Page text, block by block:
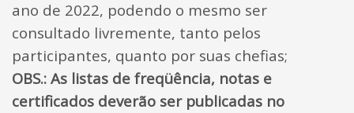
ano de 2022, podendo o mesmo ser
consultado livremente, tanto pelos
participantes, quanto por suas chefias;
OBS.: As listas de freqüência, notas e
certificados deverão ser publicadas no